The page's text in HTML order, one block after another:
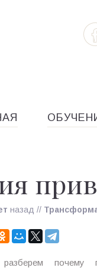
назад //
почему